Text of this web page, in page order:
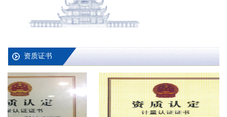
资质证书